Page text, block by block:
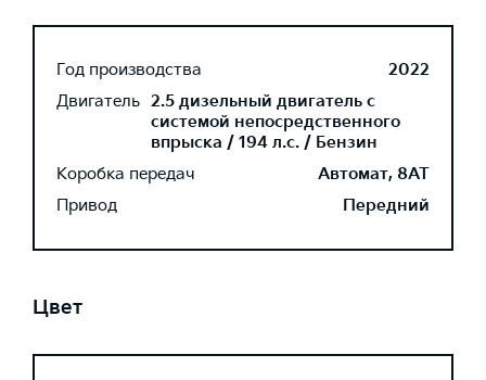
Год производства
2022
Двигатель 2.5 дизельный двигатель с
системой непосредственного
впрыска / 194 л.с. / Бензин
Коробка передач
Автомат, 8AT
Привод
Передний
Цвет